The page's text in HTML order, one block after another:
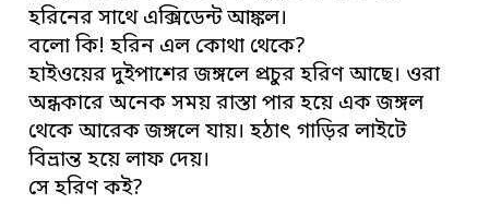
হরিনের সাথে এক্সিডেন্ট আঙ্কল।
বলো কি! হরিন এল কোথা থেকে?
হাইওয়ের দুইপাশের জঙ্গলে প্রচুর হরিণ আছে। ওরা
অন্ধকারে অনেক সময় রাস্তা পার হয়ে এক জঙ্গল
থেকে আরেক জঙ্গলে যায়। হঠাৎ গাড়ির লাইটে
বিভ্রান্ত হয়ে লাফ দেয়।
সে হরিণ কই?